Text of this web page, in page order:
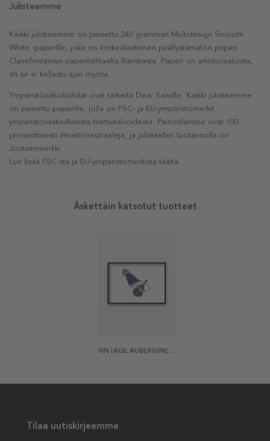
Julisteemme
Kaikki julisteemme on painettu 240 gramman Multidesign Smooth
White -paperille, joka on korkealaatuinen päällystämätön paperi
Clairefontainen paperitehtaalta Ranskasta. Paperi on arkistolaatuista,
eli se ei kellastu ajan myötä.
Ympäristönäkökohdat ovat tärkeitä Dear Samille. Kaikki julisteemme
on painettu paperille, jolla on FSC- ja EU-ympäristömerkit
ympäristövastuullisesta metsätaloudesta. Painotilamme ovat 100-
prosenttisesti ilmastoneutraaleja, ja julisteiden tuotannolla on
Joutsenmerkki.
Lue lisää FSC:stä ja EU-ympäristömerkistä täältä.
Äskettäin katsotut tuotteet
VINTAGE AUBERGINE JULISTE
Tilaa uutiskirjeemme